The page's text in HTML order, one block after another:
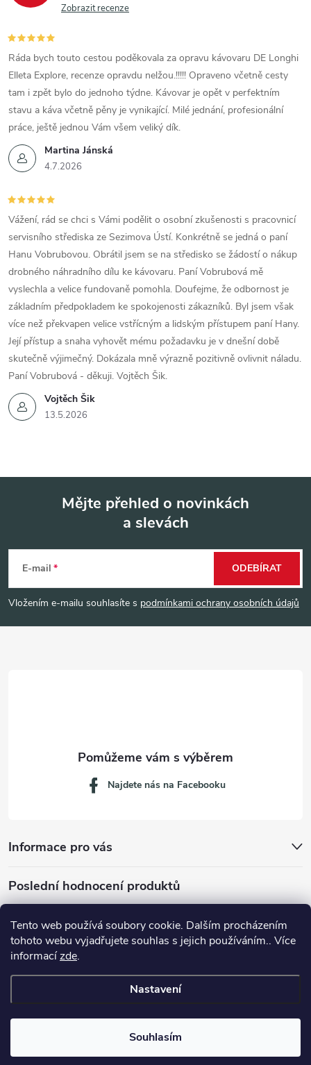
Tento web používá soubory cookie. Dalším procházením
tohoto webu vyjadřujete souhlas s jejich používáním.. Více
informacízde.
Nastavení
Souhlasím
Zobrazit recenze
Martina Jánská
4.7.2026
Ráda bych touto cestou poděkovala za opravu kávovaru DE Longhi
Elleta Explore, recenze opravdu nelžou.!!!!! Opraveno včetně cesty
tam i zpět bylo do jednoho týdne. Kávovar je opět v perfektním
stavu a káva včetně pěny je vynikající. Milé jednání, profesionální
práce, ještě jednou Vám všem veliký dík.
Vojtěch Šik
13.5.2026
Vážení, rád se chci s Vámi podělit o osobní zkušenosti s pracovnicí
servisního střediska ze Sezimova Ústí. Konkrétně se jedná o paní
Hanu Vobrubovou. Obrátil jsem se na středisko se žádostí o nákup
drobného náhradního dílu ke kávovaru. Paní Vobrubová mě
vyslechla a velice fundovaně pomohla. Doufejme, že odbornost je
základním předpokladem ke spokojenosti zákazníků. Byl jsem však
více než překvapen velice vstřícným a lidským přístupem paní Hany.
Její přístup a snaha vyhovět mému požadavku je v dnešní době
skutečně výjimečný. Dokázala mně výrazně pozitivně ovlivnit náladu.
Paní Vobrubová - děkuji. Vojtěch Šik.
p
Mějte přehled o novinkách
a slevách
E-mail
Vložením e-mailu souhlasíte s podmínkami ochrany osobních údajů
ODEBÍRAT
Informace pro vás
Najdete nás na Facebooku
Poslední hodnocení produktů
Dávkovací lžička na mletou kávu 53132C8134
Copyright 2026JM servis. Všechna práva vyhrazena.